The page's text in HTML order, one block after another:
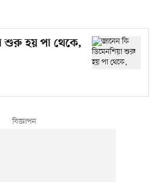
শুরু হয় পা থেকে,